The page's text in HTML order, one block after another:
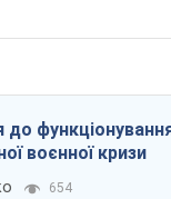
до
воєнної кризи
654